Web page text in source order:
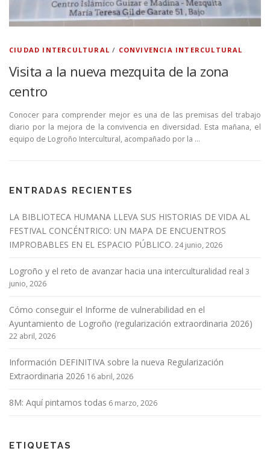
CIUDAD INTERCULTURAL / CONVIVENCIA INTERCULTURAL
Visita a la nueva mezquita de la zona
centro
Conocer para comprender mejor es una de las premisas del trabajo
diario por la mejora de la convivencia en diversidad. Esta mañana, el
equipo de Logroño Intercultural, acompañado por la …
ENTRADAS RECIENTES
LA BIBLIOTECA HUMANA LLEVA SUS HISTORIAS DE VIDA AL
FESTIVAL CONCÉNTRICO: UN MAPA DE ENCUENTROS
IMPROBABLES EN EL ESPACIO PÚBLICO. 24 junio, 2026
Logroño y el reto de avanzar hacia una interculturalidad real 3
junio, 2026
Cómo conseguir el Informe de vulnerabilidad en el
Ayuntamiento de Logroño (regularización extraordinaria 2026)
22 abril, 2026
Información DEFINITIVA sobre la nueva Regularización
Extraordinaria 2026 16 abril, 2026
8M: Aquí pintamos todas 6 marzo, 2026
ETIQUETAS